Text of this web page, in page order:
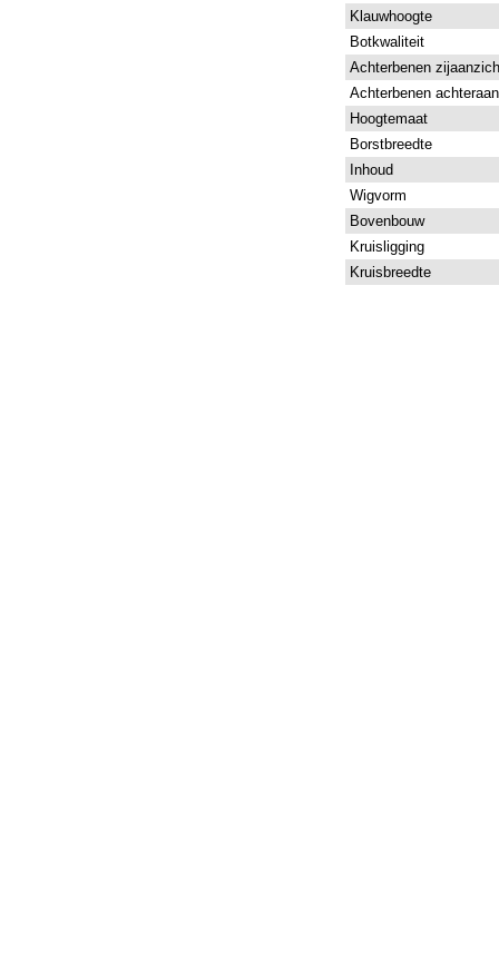
Klauwhoogte
Botkwaliteit
Achterbenen
Achterbenen
Hoogtemaat
Borstbreedte
Inhoud
Wigvorm
Bovenbouw
Kruisligging
Kruisbreedte